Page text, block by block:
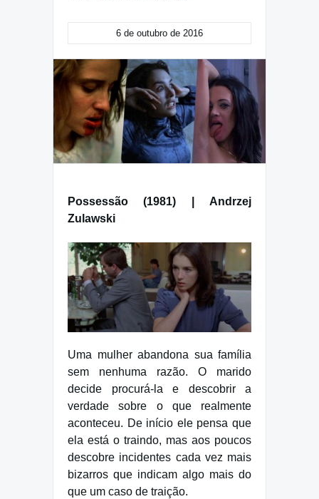
6 de outubro de 2016
Possessão (1981) | Andrzej
Zulawski
Uma mulher abandona sua família
sem nenhuma razão. O marido
decide procurá-la e descobrir a
verdade sobre o que realmente
aconteceu. De início ele pensa que
ela está o traindo, mas aos poucos
descobre incidentes cada vez mais
bizarros que indicam algo mais do
que um caso de traição.